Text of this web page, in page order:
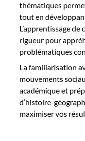
thématiques
tout en
L’apprentissage
rigueur pour
problématiques
La familiarisation
mouvements
académique et
d’histoire-
maximiser vos